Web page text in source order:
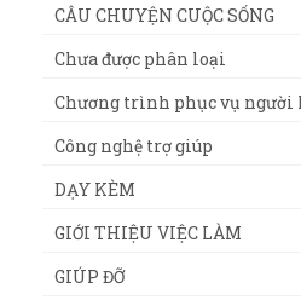
CÂU CHUYỆN CUỘC SỐNG
Chưa được phân loại
Chương trình phục vụ
Công nghệ trợ giúp
DẠY KÈM
GIỚI THIỆU VIỆC LÀM
GIÚP ĐỠ